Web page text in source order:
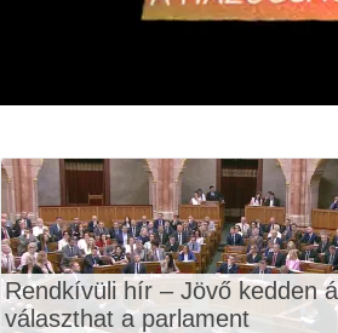
Rendkívüli hír – Jövő kedden
választhat a parlament